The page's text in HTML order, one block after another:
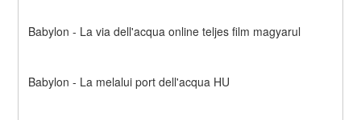
Babylon - La via dell'acqua online teljes film magyarul
Babylon - La melalui port dell'acqua HU